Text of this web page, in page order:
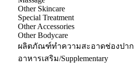
Other Skincare
Special Treatment
Other Accessories
Other Bodycare
ผลิตภัณฑ์ทำความสะอาดช่องปาก
อาหารเสริม/Supplementary